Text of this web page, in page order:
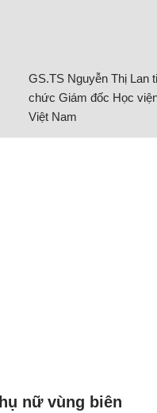
GS.TS Nguyễn Thị Lan
chức Giám đốc Học
Việt Nam
nữ vùng biên